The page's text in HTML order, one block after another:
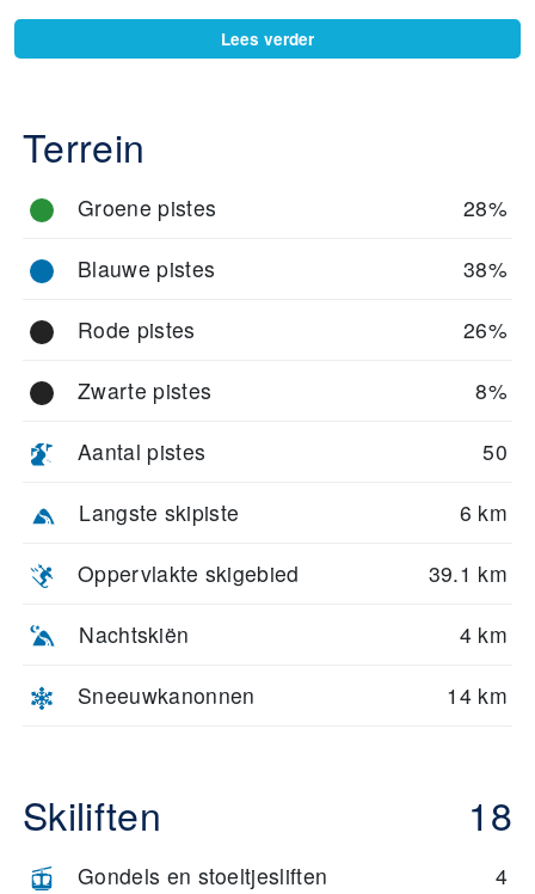
piste ingangen en lange afdalingen. Pistes zoals “Steamboat A”
en “Steamboat B” zijn vloeiend en rustig, terwijl “Heavenly
View” uitblinkt door het uitzicht en de gelijkmatige helling. De
Gezinnen en freestyle-skiërs zullen de snowparks op East
Mountain waarderen — met sprongen, rails en instapmodules
drukte en goed onderhoud kunnen zelfs grotere groepen het
technische couloirs of rustige bosroutes — Rusutsu heeft voor
elk wat wils.
Lees verder
Terrein
Groene pistes 28%
Blauwe pistes 38%
Rode pistes 26%
Zwarte pistes 8%
Aantal pistes 50
Langste skipiste 6 km
Oppervlakte skigebied 39.1 km
Nachtskiën 4 km
Sneeuwkanonnen 14 km
Skiliften 18
Gondels en stoeltjesliften 4